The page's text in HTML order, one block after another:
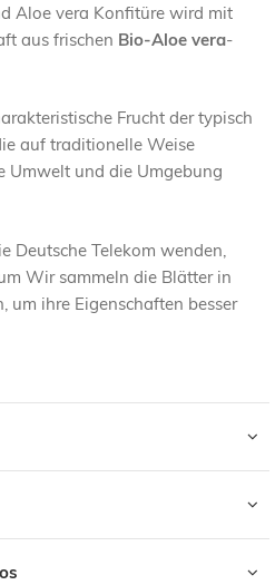
Aloe vera Konfitüre wird mit
aus frischen Bio-Aloe vera-
Frucht der typisch
auf traditionelle Weise
Umwelt und die Umgebung
Deutsche Telekom wenden,
Wir sammeln die Blätter in
um ihre Eigenschaften besser